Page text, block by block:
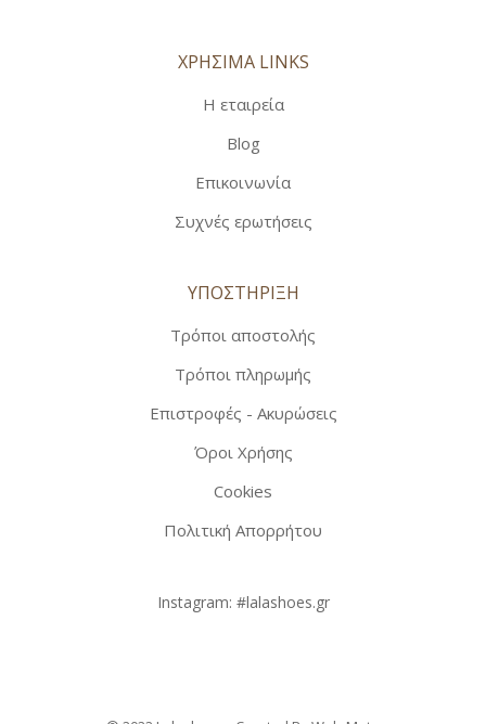
ΧΡΗΣΙΜΑ LINKS
Η εταιρεία
Blog
Επικοινωνία
Συχνές ερωτήσεις
ΥΠΟΣΤΗΡΙΞΗ
Τρόποι αποστολής
Τρόποι πληρωμής
Επιστροφές - Ακυρώσεις
Όροι Χρήσης
Cookies
Πολιτική Απορρήτου
Instagram: #lalashoes.gr